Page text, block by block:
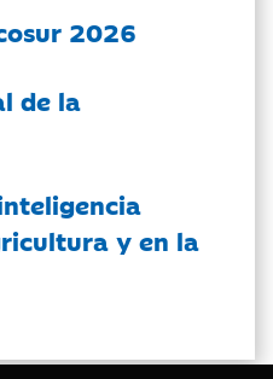
2026
de la
y en la